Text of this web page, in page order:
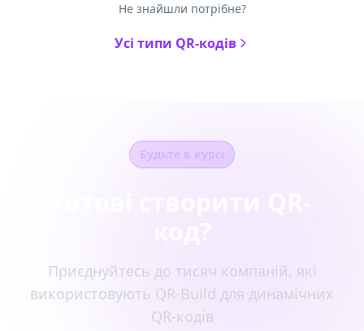
Не знайшли потрібне?
Усі типи QR-кодів
Будьте в курсі
Приєднуйтесь до тисяч компаній, які
використовують QR-Build для динамічних
QR-кодів